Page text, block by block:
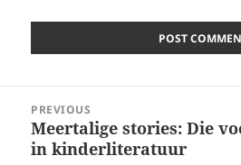
navigation
PREVIOUS
Previous
post:
Meertalige stories: Die
in kinderliteratuur